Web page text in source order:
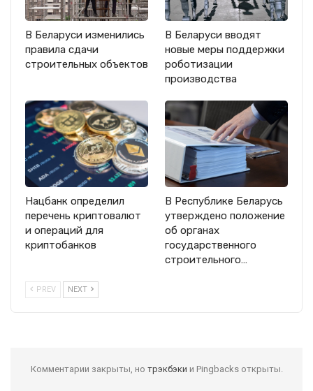
В Беларуси изменились
правила сдачи
строительных объектов
В Беларуси вводят
новые меры поддержки
роботизации
производства
Нацбанк определил
перечень криптовалют
и операций для
криптобанков
В Республике Беларусь
утверждено положение
об органах
государственного
строительного…
PREV NEXT
Комментарии закрыты, но трэкбэки и Pingbacks открыты.